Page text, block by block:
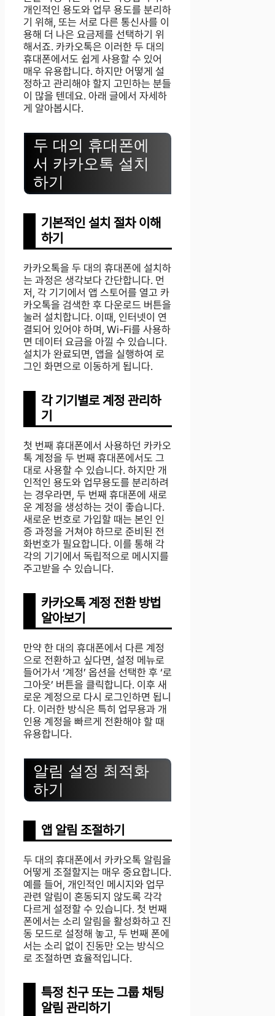
개인적인 용도와 업무 용도를 분리하
기 위해, 또는 서로 다른 통신사를 이
용해 더 나은 요금제를 선택하기 위
해서죠. 카카오톡은 이러한 두 대의
휴대폰에서도 쉽게 사용할 수 있어
매우 유용합니다. 하지만 어떻게 설
정하고 관리해야 할지 고민하는 분들
이 많을 텐데요. 아래 글에서 자세하
게 알아봅시다.
두 대의 휴대폰에
서 카카오톡 설치
하기
기본적인 설치 절차 이해
하기
카카오톡을 두 대의 휴대폰에 설치하
는 과정은 생각보다 간단합니다. 먼
저, 각 기기에서 앱 스토어를 열고 카
카오톡을 검색한 후 다운로드 버튼을
눌러 설치합니다. 이때, 인터넷이 연
결되어 있어야 하며, Wi-Fi를 사용하
면 데이터 요금을 아낄 수 있습니다.
설치가 완료되면, 앱을 실행하여 로
그인 화면으로 이동하게 됩니다.
각 기기별로 계정 관리하
기
첫 번째 휴대폰에서 사용하던 카카오
톡 계정을 두 번째 휴대폰에서도 그
대로 사용할 수 있습니다. 하지만 개
인적인 용도와 업무용도를 분리하려
는 경우라면, 두 번째 휴대폰에 새로
운 계정을 생성하는 것이 좋습니다.
새로운 번호로 가입할 때는 본인 인
증 과정을 거쳐야 하므로 준비된 전
화번호가 필요합니다. 이를 통해 각
각의 기기에서 독립적으로 메시지를
주고받을 수 있습니다.
카카오톡 계정 전환 방법
알아보기
만약 한 대의 휴대폰에서 다른 계정
으로 전환하고 싶다면, 설정 메뉴로
들어가서 ‘계정’ 옵션을 선택한 후 ‘로
그아웃’ 버튼을 클릭합니다. 이후 새
로운 계정으로 다시 로그인하면 됩니
다. 이러한 방식은 특히 업무용과 개
인용 계정을 빠르게 전환해야 할 때
유용합니다.
알림 설정 최적화
하기
앱 알림 조절하기
두 대의 휴대폰에서 카카오톡 알림을
어떻게 조절할지는 매우 중요합니다.
예를 들어, 개인적인 메시지와 업무
관련 알림이 혼동되지 않도록 각각
다르게 설정할 수 있습니다. 첫 번째
폰에서는 소리 알림을 활성화하고 진
동 모드로 설정해 놓고, 두 번째 폰에
서는 소리 없이 진동만 오는 방식으
로 조절하면 효율적입니다.
특정 친구 또는 그룹 채팅
알림 관리하기